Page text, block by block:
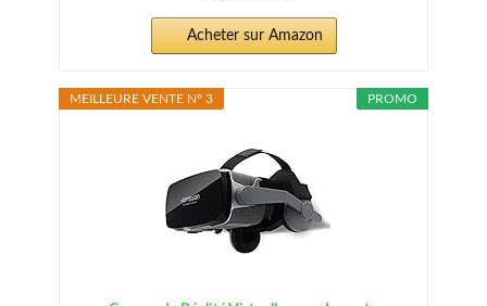
Acheter sur Amazon
PROMO
MEILLEURE VENTE N° 3